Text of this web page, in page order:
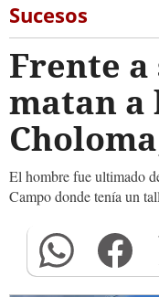
Sucesos
Frente a
matan a
El hombre fue ultimado
Campo donde tenía un